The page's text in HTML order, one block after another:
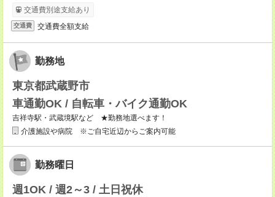
交通費別途支給あり
交通費 交通費全額支給
勤務地
東京都武蔵野市
車通勤OK / 自転車・バイク通勤OK
吉祥寺駅・武蔵境駅など ★勤務地選べます！
介護施設や病院 ※ご自宅近辺からご案内可能
勤務曜日
週1OK / 週2～3 / 土日祝休